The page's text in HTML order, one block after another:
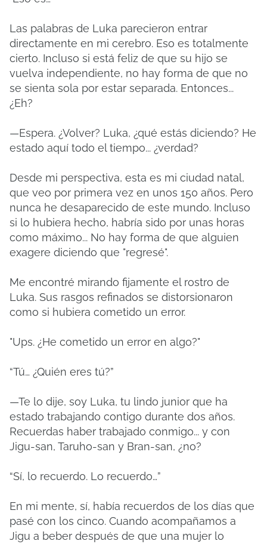
Las palabras de Luka parecieron entrar
directamente en mi cerebro. Eso es totalmente
cierto. Incluso si está feliz de que su hijo se
vuelva independiente, no hay forma de que no
se sienta sola por estar separada. Entonces...
¿Eh?
—Espera. ¿Volver? Luka, ¿qué estás diciendo? He
estado aquí todo el tiempo... ¿verdad?
Desde mi perspectiva, esta es mi ciudad natal,
que veo por primera vez en unos 150 años. Pero
nunca he desaparecido de este mundo. Incluso
si lo hubiera hecho, habría sido por unas horas
como máximo... No hay forma de que alguien
exagere diciendo que "regresé".
Me encontré mirando fijamente el rostro de
Luka. Sus rasgos refinados se distorsionaron
como si hubiera cometido un error.
"Ups. ¿He cometido un error en algo?"
“Tú… ¿Quién eres tú?”
—Te lo dije, soy Luka, tu lindo junior que ha
estado trabajando contigo durante dos años.
Recuerdas haber trabajado conmigo... y con
Jigu-san, Taruho-san y Bran-san, ¿no?
“Sí, lo recuerdo. Lo recuerdo…”
En mi mente, sí, había recuerdos de los días que
pasé con los cinco. Cuando acompañamos a
Jigu a beber después de que una mujer lo